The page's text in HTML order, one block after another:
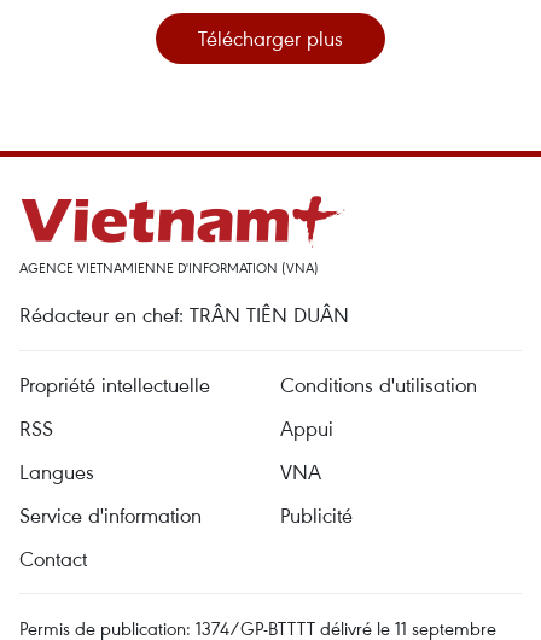
Télécharger plus
AGENCE VIETNAMIENNE D'INFORMATION (VNA)
Rédacteur en chef: TRÂN TIÊN DUÂN
Propriété intellectuelle
Conditions d'utilisation
RSS
Appui
Langues
VNA
Service d'information
Publicité
Contact
Permis de publication: 1374/GP-BTTTT délivré le 11 septembre